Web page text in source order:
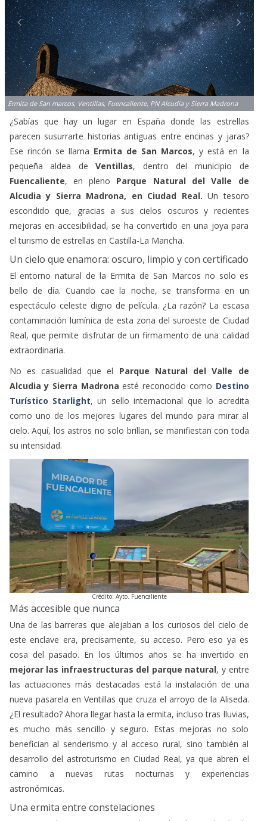
Ermita de San marcos, Ventillas, Fuencaliente, PN Alcudia y Sierra Madrona
¿Sabías que hay un lugar en España donde las estrellas
parecen susurrarte historias antiguas entre encinas y jaras?
Ese rincón se llama Ermita de San Marcos, y está en la
pequeña aldea deVentillas, dentro del municipio de
Fuencaliente, en pleno Parque Natural del Valle de
Alcudia y Sierra Madrona, en Ciudad Real. Un tesoro
escondido que, gracias a sus cielos oscuros y recientes
mejoras en accesibilidad, se ha convertido en una joya para
el turismo de estrellas en Castilla-La Mancha.
Un cielo que enamora: oscuro, limpio y con certificado
El entorno natural de la Ermita de San Marcos no solo es
bello de día. Cuando cae la noche, se transforma en un
espectáculo celeste digno de película. ¿La razón? La escasa
contaminación lumínica de esta zona del suroeste de Ciudad
Real, que permite disfrutar de un firmamento de una calidad
extraordinaria.
No es casualidad que el Parque Natural del Valle de
Alcudia y Sierra Madrona esté reconocido como Destino
Turístico Starlight, un sello internacional que lo acredita
como uno de los mejores lugares del mundo para mirar al
cielo. Aquí, los astros no solo brillan, se manifiestan con toda
su intensidad.
Crédito: Ayto. Fuencaliente
Más accesible que nunca
Una de las barreras que alejaban a los curiosos del cielo de
este enclave era, precisamente, su acceso. Pero eso ya es
cosa del pasado. En los últimos años se ha invertido en
mejorar las infraestructuras del parque natural, y entre
las actuaciones más destacadas está la instalación de una
nueva pasarela en Ventillas que cruza el arroyo de la Aliseda.
¿El resultado? Ahora llegar hasta la ermita, incluso tras lluvias,
es mucho más sencillo y seguro. Estas mejoras no solo
benefician al senderismo y al acceso rural, sino también al
desarrollo del astroturismo en Ciudad Real, ya que abren el
camino a nuevas rutas nocturnas y experiencias
astronómicas.
Una ermita entre constelaciones